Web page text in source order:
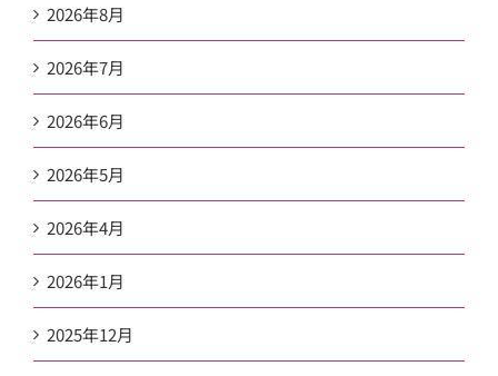
2026年8月
2026年7月
2026年6月
2026年5月
2026年4月
2026年1月
2025年12月